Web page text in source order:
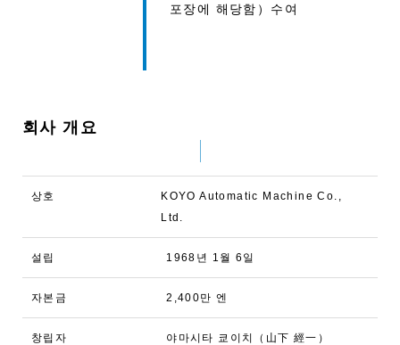
포장에 해당함）수여
회사 개요
상호
KOYO Automatic Machine Co.,
Ltd.
설립 1968년 1월 6일
자본금 2,400만 엔
창립자 야마시타 쿄이치（山下 經一）